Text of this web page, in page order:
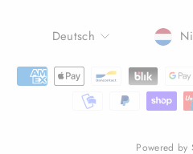
SPRACHE
Deutsch
Powered by